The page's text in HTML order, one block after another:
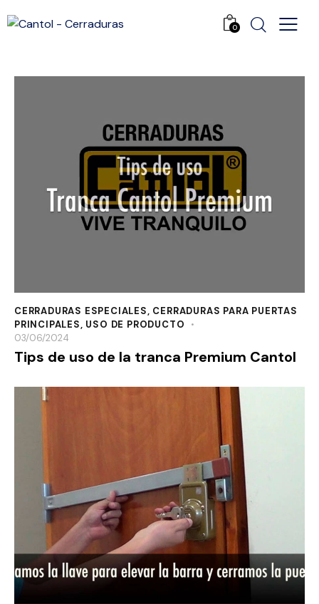
0
CERRADURAS ESPECIALES, CERRADURAS PARA PUERTAS
PRINCIPALES, USO DE PRODUCTO
03/06/2024
Tips de uso de la tranca Premium Cantol